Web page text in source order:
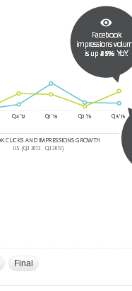
Final